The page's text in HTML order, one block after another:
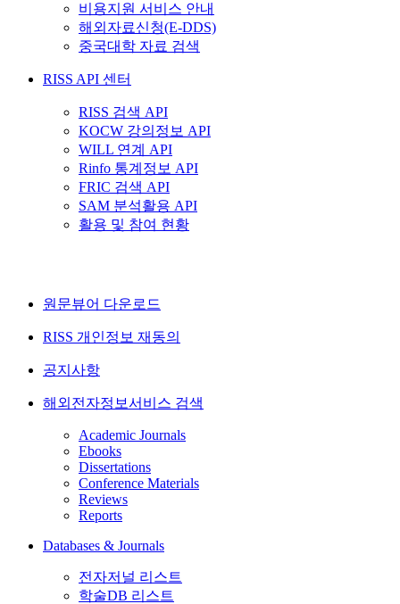
비용지원 서비스 안내
해외자료신청(E-DDS)
중국대학 자료 검색
RISS API 센터
RISS 검색 API
KOCW 강의정보 API
WILL 연계 API
Rinfo 통계정보 API
FRIC 검색 API
SAM 분석활용 API
활용 및 참여 현황
원문뷰어 다운로드
RISS 개인정보 재동의
공지사항
해외전자정보서비스 검색
Academic Journals
Ebooks
Dissertations
Conference Materials
Reviews
Reports
Databases & Journals
전자저널 리스트
학술DB 리스트